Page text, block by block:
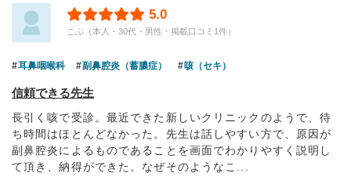
5.0
こぶ（本人・30代・男性・掲載口コミ1件）
耳鼻咽喉科 副鼻腔炎（蓄膿症） 咳（セキ）
信頼できる先生
長引く咳で受診。最近できた新しいクリニックのようで、待
ち時間はほとんどなかった。先生は話しやすい方で、原因が
副鼻腔炎によるものであることを画面でわかりやすく説明し
て頂き、納得ができた。なぜそのようなこ...